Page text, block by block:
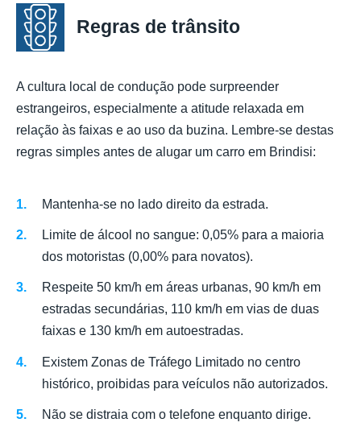
Regras de trânsito
A cultura local de condução pode surpreender
estrangeiros, especialmente a atitude relaxada em
relação às faixas e ao uso da buzina. Lembre-se destas
regras simples antes de alugar um carro em Brindisi:
Mantenha-se no lado direito da estrada.
Limite de álcool no sangue: 0,05% para a maioria
dos motoristas (0,00% para novatos).
Respeite 50 km/h em áreas urbanas, 90 km/h em
estradas secundárias, 110 km/h em vias de duas
faixas e 130 km/h em autoestradas.
Existem Zonas de Tráfego Limitado no centro
histórico, proibidas para veículos não autorizados.
Não se distraia com o telefone enquanto dirige.